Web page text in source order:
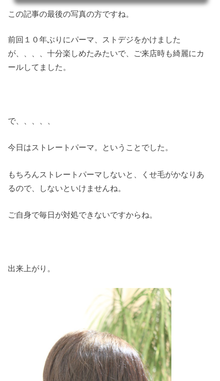
この記事の最後の写真の方ですね。
前回１０年ぶりにパーマ、ストデジをかけました
が、、、、十分楽しめたみたいで、ご来店時も綺麗にカ
ールしてました。
で、、、、、
今日はストレートパーマ。ということでした。
もちろんストレートパーマしないと、くせ毛がかなりあ
るので、しないといけませんね。
ご自身で毎日が対処できないですからね。
出来上がり。